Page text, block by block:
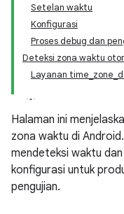
Setelan waktu
Konfigurasi
Proses debug dan
Deteksi zona waktu
Layanan
Halaman ini
zona waktu di
mendeteksi waktu
konfigurasi untuk
pengujian.